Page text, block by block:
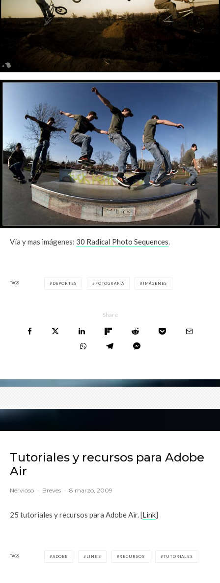
Vía y mas imágenes: 30 Radical Photo Sequences.
TAGS DEPORTES FOTOGRAFÍA IMÁGENES
Share
Tutoriales y recursos para Adobe
Air
Nervioso · Breves · 8 marzo, 2009
25 tutoriales y recursos para Adobe Air. [Link]
TAGS ADOBE LINKS RECURSOS TUTORIALES